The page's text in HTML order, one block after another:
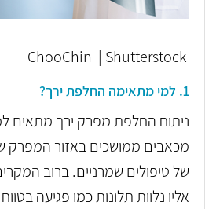
1. למי מתאימה החלפת ירך?
ניתוח החלפת מפרק ירך מתאים
מכאבים ממושכים באזור המפרק
של טיפולים שמרניים. ברוב
אליו נלוות תלונות כמו פגיעה